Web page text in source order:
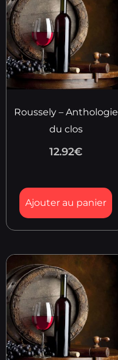
Roussely – Anthologie
du clos
12.92€
Ajouter au panier